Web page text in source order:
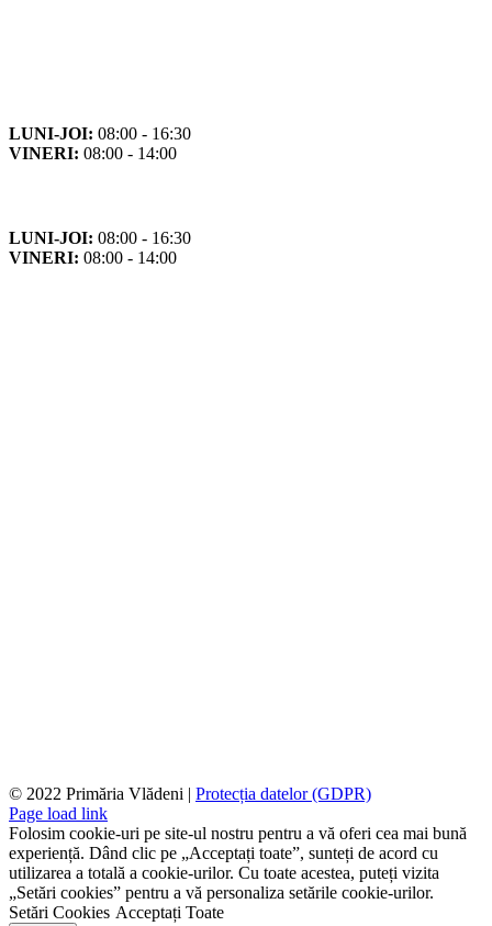
LUNI-JOI: 08:00 - 16:30
VINERI: 08:00 - 14:00
LUNI-JOI: 08:00 - 16:30
VINERI: 08:00 - 14:00
© 2022 Primăria Vlădeni | Protecția datelor (GDPR)
Page load link
Folosim cookie-uri pe site-ul nostru pentru a vă oferi cea mai bună
experiență. Dând clic pe „Acceptați toate”, sunteți de acord cu
utilizarea a totală a cookie-urilor. Cu toate acestea, puteți vizita
„Setări cookies” pentru a vă personaliza setările cookie-urilor.
Setări Cookies Acceptați Toate